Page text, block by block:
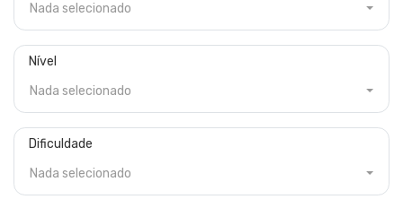
Nada selecionado
Nível
Nada selecionado
Dificuldade
Nada selecionado